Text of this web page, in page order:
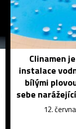
Clinamen
instalace
bílými
sebe
12.